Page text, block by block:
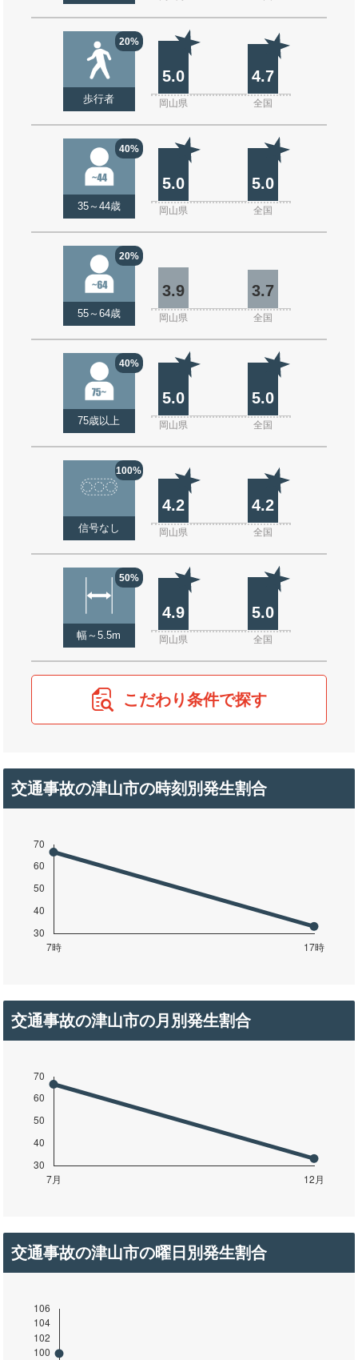
20%
歩行者
5.0 4.7
岡山県 全国
40%
35～44歳
5.0 5.0
岡山県 全国
20%
55～64歳
3.9 3.7
岡山県 全国
40%
75歳以上
5.0 5.0
岡山県 全国
100%
信号なし
4.2 4.2
岡山県 全国
50%
幅～5.5m
4.9 5.0
岡山県 全国
こだわり条件で探す
交通事故の津山市の時刻別発生割合
交通事故の津山市の月別発生割合
交通事故の津山市の曜日別発生割合